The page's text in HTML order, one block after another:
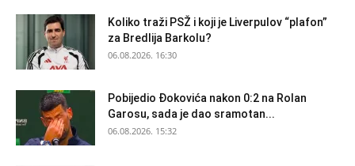
Koliko traži PSŽ i koji je Liverpulov “plafon”
za Bredlija Barkolu?
06.08.2026. 16:30
Pobijedio Đokovića nakon 0:2 na Rolan
Garosu, sada je dao sramotan...
06.08.2026. 15:32